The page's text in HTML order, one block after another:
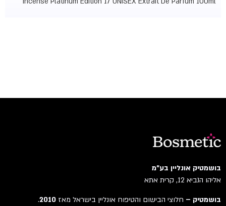
בושמטיק אונליין בע"מ
אליהו הנביא 12, קרית אתא
בושמטיק –חלוצי הבישום והטיפוח אונליין בישראל מאז2010
.